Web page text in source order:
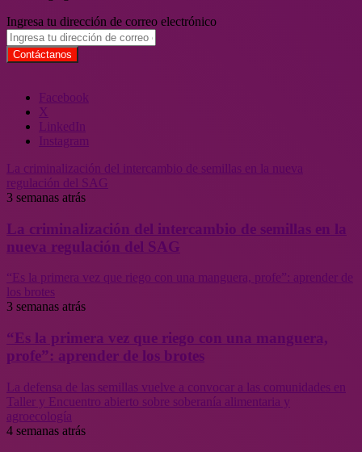
Ingresa tu dirección de correo electrónico
Facebook
X
LinkedIn
Instagram
La criminalización del intercambio de semillas en la nueva
regulación del SAG
3 semanas atrás
La criminalización del intercambio de semillas en la
nueva regulación del SAG
“Es la primera vez que riego con una manguera, profe”: aprender de
los brotes
3 semanas atrás
“Es la primera vez que riego con una manguera,
profe”: aprender de los brotes
La defensa de las semillas vuelve a convocar a las comunidades en
Taller y Encuentro abierto sobre soberanía alimentaria y
agroecología
4 semanas atrás